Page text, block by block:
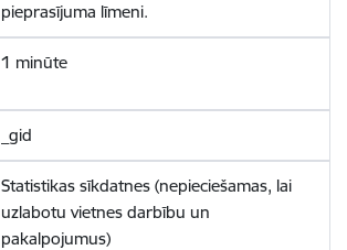
pieprasījuma līmeni.
1 minūte
_gid
Statistikas sīkdatnes (nepieciešamas, lai
uzlabotu vietnes darbību un
pakalpojumus)